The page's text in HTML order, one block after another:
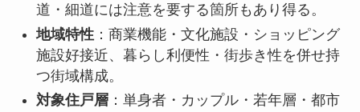
道・細道には注意を要する箇所もあり得る。
地域特性：商業機能・文化施設・ショッピング
施設好接近、暮らし利便性・街歩き性を併せ持
つ街域構成。
対象住戸層：単身者・カップル・若年層・都市